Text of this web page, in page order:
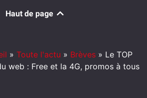
Haut de page
» Toute l'actu » Brèves » Le TOP
web : Free et la 4G, promos à tous